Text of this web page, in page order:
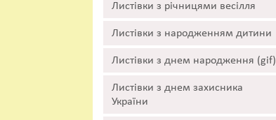
Листівки з річницями весілля
Листівки з народженням дитини
Листівки з днем народження (gif)
Листівки з днем захисника
України